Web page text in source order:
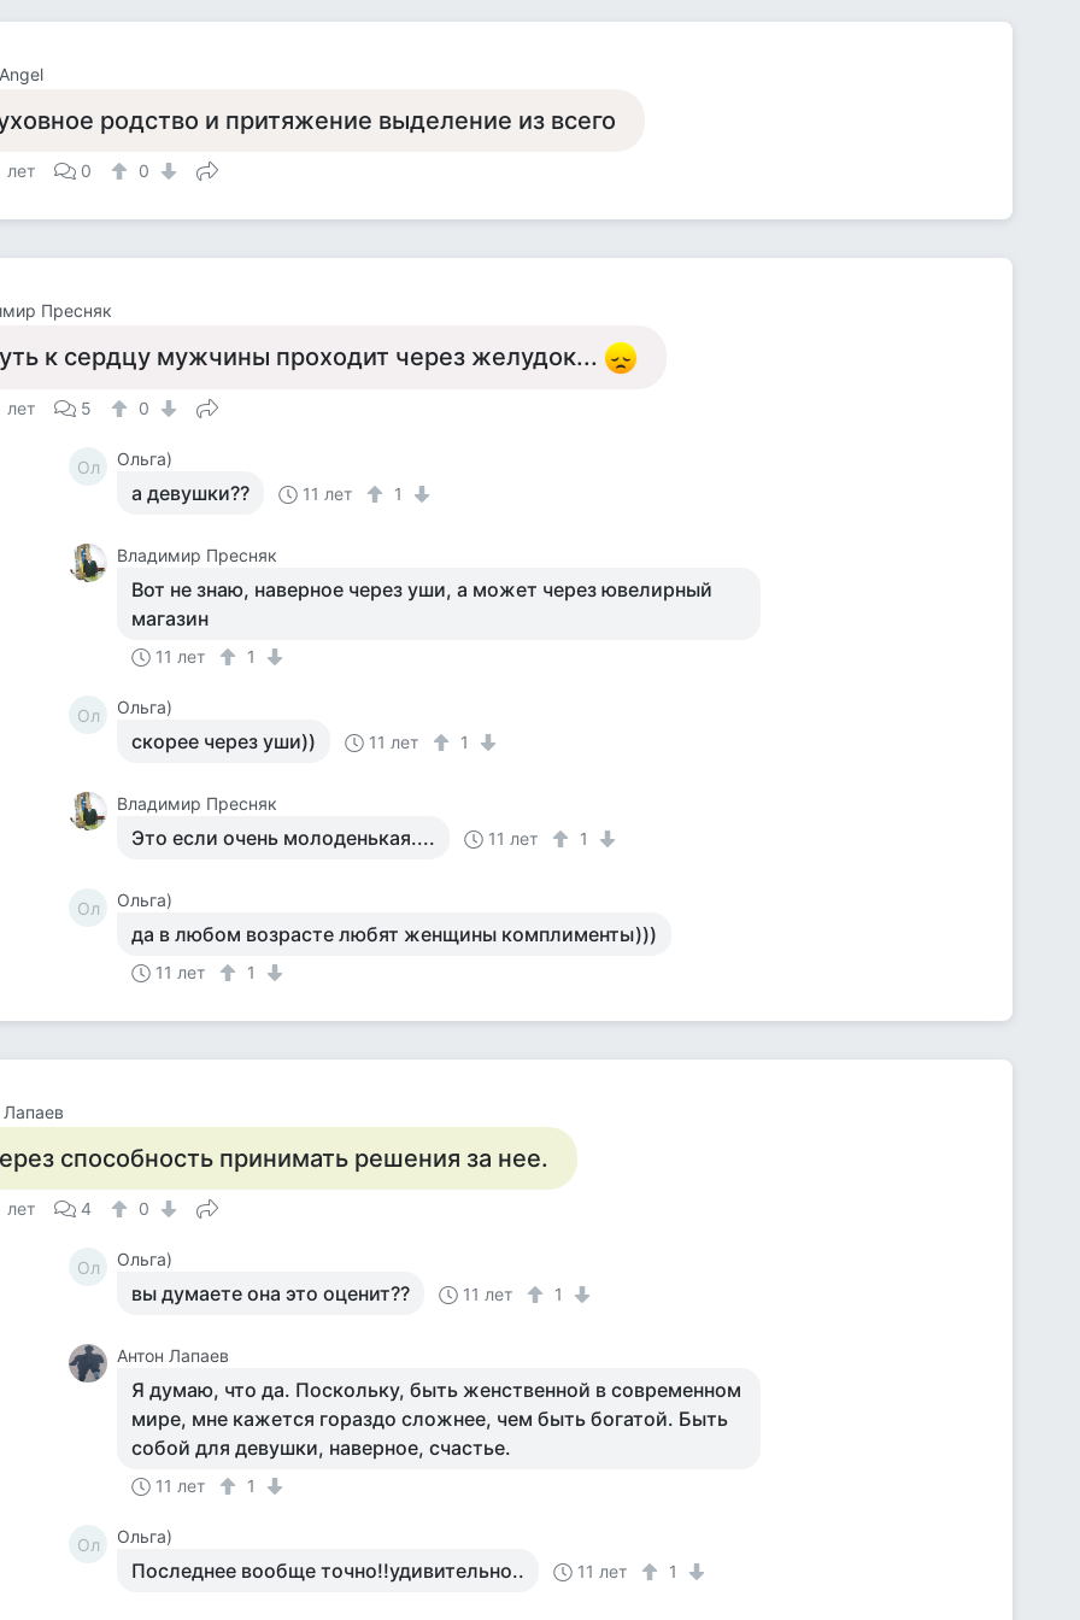
родство и притяжение выделение из всего
лет 0 0
Пресняк
к сердцу мужчины проходит через желудок...
лет 5 0
Ол Ольга)
а девушки?? 11 лет 1
Владимир Пресняк
Вот не знаю, наверное через уши, а может через ювелирный
магазин
11 лет 1
Ол Ольга)
скорее через уши)) 11 лет 1
Владимир Пресняк
Это если очень молоденькая.... 11 лет 1
Ол Ольга)
да в любом возрасте любят женщины комплименты)))
11 лет 1
Лапаев
способность принимать решения за нее.
лет 4 0
Ол Ольга)
вы думаете она это оценит?? 11 лет 1
Антон Лапаев
Я думаю, что да. Поскольку, быть женственной в современном
мире, мне кажется гораздо сложнее, чем быть богатой. Быть
собой для девушки, наверное, счастье.
11 лет 1
Ол Ольга)
Последнее вообще точно!!удивительно.. 11 лет 1